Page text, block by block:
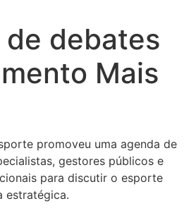
debates
Mais
promoveu uma agenda de
gestores públicos e
para discutir o esporte
estratégica.